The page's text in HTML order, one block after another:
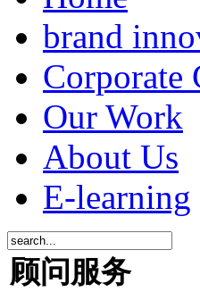
brand
Corporate
Our Work
About Us
E-learning
顾问服务